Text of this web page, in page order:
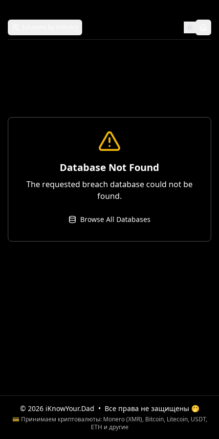
Database Not Found
The requested breach database could not be
found.
Browse All Databases
© 2026 iKnowYour.Dad • Все права не защищены 🤭
💳 Принимаем криптовалюты: Monero (XMR), Bitcoin, Litecoin, USDT,
ETH и другие